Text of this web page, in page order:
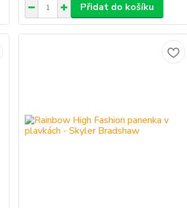
Přidat do košíku